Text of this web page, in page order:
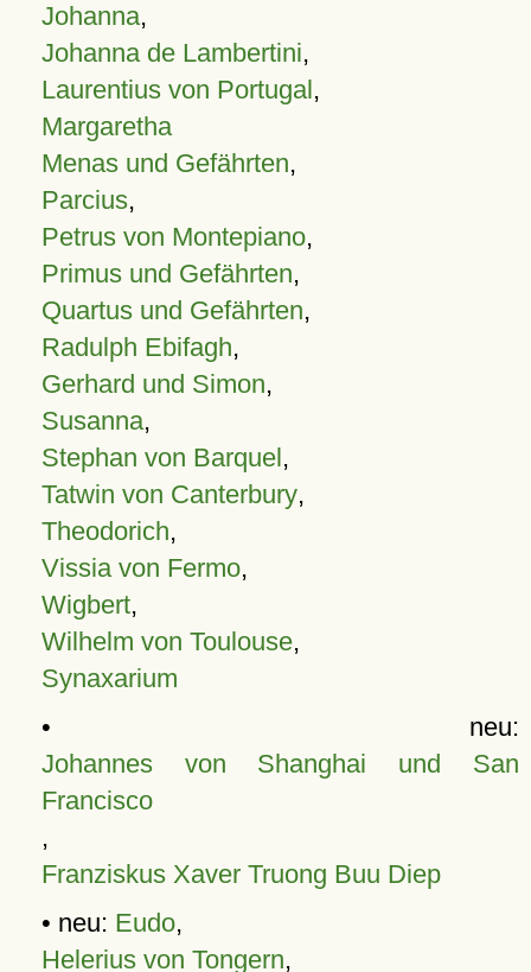
Johanna,
Johanna de Lambertini,
Laurentius von Portugal,
Margaretha
Menas und Gefährten,
Parcius,
Petrus von Montepiano,
Primus und Gefährten,
Quartus und Gefährten,
Radulph Ebifagh,
Gerhard und Simon,
Susanna,
Stephan von Barquel,
Tatwin von Canterbury,
Theodorich,
Vissia von Fermo,
Wigbert,
Wilhelm von Toulouse,
Synaxarium
• neu:
Johannes von Shanghai und San
Francisco
,
Franziskus Xaver Truong Buu Diep
• neu: Eudo,
Helerius von Tongern,